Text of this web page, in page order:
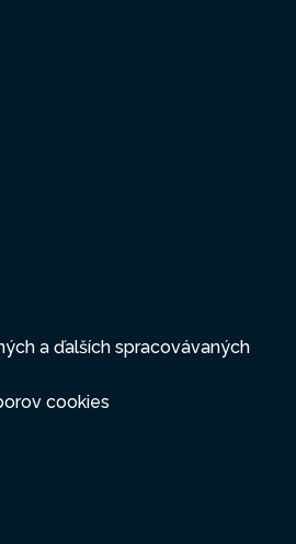
a ďalších spracovávaných
cookies